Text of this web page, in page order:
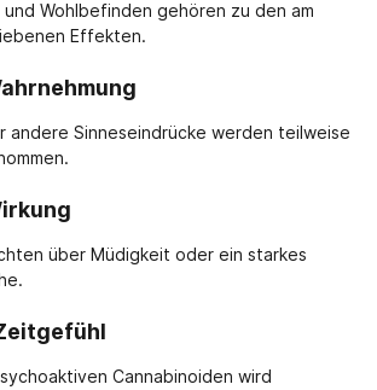
und Wohlbefinden gehören zu den am
Effekten.
andere Sinneseindrücke werden teilweise
über Müdigkeit oder ein starkes
Cannabinoiden wird